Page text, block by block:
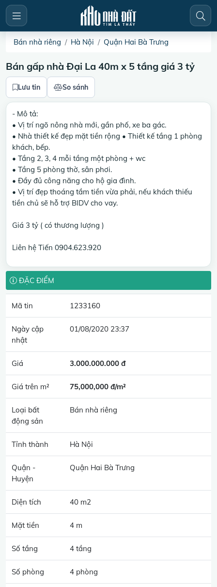
Bán nhà riêng Hà Nội Quận Hai Bà Trưng
Bán gấp nhà Đại La 40m x 5 tầng giá 3 tỷ
Lưu tin So sánh
- Mô tả:
• Vị trí ngõ nông nhà mới, gần phố, xe ba gác.
• Nhà thiết kế đẹp mặt tiền rộng • Thiết kế tầng 1 phòng
khách, bếp.
• Tầng 2, 3, 4 mỗi tầng một phòng + wc
• Tầng 5 phòng thờ, sân phơi.
• Đầy đủ công năng cho hộ gia đình.
• Vị trí đẹp thoáng tầm tiền vừa phải, nếu khách thiếu
tiền chủ sẽ hỗ trợ BIDV cho vay.
Giá 3 tỷ ( có thương lượng )
Liên hệ Tiến 0904.623.920
ĐẶC ĐIỂM
Mã tin 1233160
Ngày cập
nhật
01/08/2020 23:37
Giá 3.000.000.000 đ
Giá trên m² 75,000,000 đ/m²
Loại bất
động sản
Bán nhà riêng
Tỉnh thành Hà Nội
Quận -
Huyện
Quận Hai Bà Trưng
Diện tích 40 m2
Mặt tiền 4 m
Số tầng 4 tầng
Số phòng 4 phòng